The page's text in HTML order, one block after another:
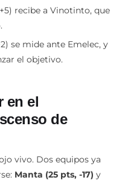
recibe a Vinotinto, que
se mide ante Emelec, y
el objetivo.
en el
de
vivo. Dos equipos ya
Manta (25 pts, -17) y